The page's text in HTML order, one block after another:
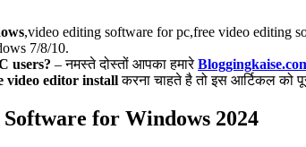
,video editing software for pc,free video editing
7/8/10.
users? – नमस्ते दोस्तों आपका हमारे
video editor installकरना चाहते है तो इस आर्टिकल को
for Windows 2024